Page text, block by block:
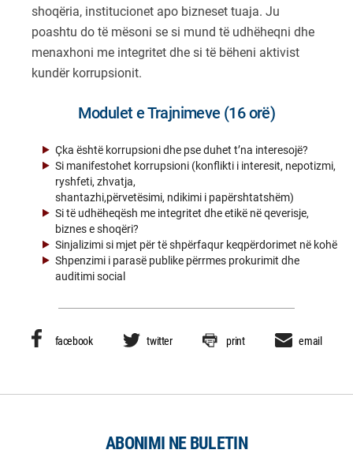
shoqëria, institucionet apo bizneset tuaja. Ju
poashtu do të mësoni se si mund të udhëheqni dhe
menaxhoni me integritet dhe si të bëheni aktivist
kundër korrupsionit.
Modulet e Trajnimeve (16 orë)
Çka është korrupsioni dhe pse duhet t’na interesojë?
Si manifestohet korrupsioni (konflikti i interesit, nepotizmi,
ryshfeti, zhvatja,
shantazhi,përvetësimi, ndikimi i papërshtatshëm)
Si të udhëheqësh me integritet dhe etikë në qeverisje,
biznes e shoqëri?
Sinjalizimi si mjet për të shpërfaqur keqpërdorimet në kohë
Shpenzimi i parasë publike përrmes prokurimit dhe
auditimi social
facebook twitter print email
ABONIMI NE BULETIN